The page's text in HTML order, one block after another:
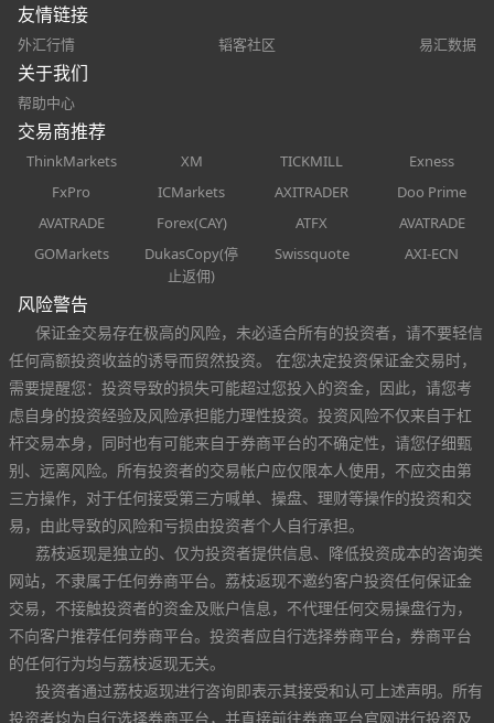
友情链接
外汇行情 韬客社区 易汇数据
关于我们
帮助中心
交易商推荐
ThinkMarkets XM TICKMILL
Exness
FxPro
ICMarkets AXITRADER
Doo Prime
AVATRADE
Forex(CAY) ATFX
AVATRADE
GOMarkets
DukasCopy(停
止返佣)
Swissquote AXI-ECN
风险警告
保证金交易存在极高的风险，未必适合所有的投资者，请不要轻信
任何高额投资收益的诱导而贸然投资。 在您决定投资保证金交易时，
需要提醒您：投资导致的损失可能超过您投入的资金，因此，请您考
虑自身的投资经验及风险承担能力理性投资。投资风险不仅来自于杠
杆交易本身，同时也有可能来自于券商平台的不确定性，请您仔细甄
别、远离风险。所有投资者的交易帐户应仅限本人使用，不应交由第
三方操作，对于任何接受第三方喊单、操盘、理财等操作的投资和交
易，由此导致的风险和亏损由投资者个人自行承担。
荔枝返现是独立的、仅为投资者提供信息、降低投资成本的咨询类
网站，不隶属于任何券商平台。荔枝返现不邀约客户投资任何保证金
交易，不接触投资者的资金及账户信息，不代理任何交易操盘行为，
不向客户推荐任何券商平台。投资者应自行选择券商平台，券商平台
的任何行为均与荔枝返现无关。
投资者通过荔枝返现进行咨询即表示其接受和认可上述声明。所有
投资者均为自行选择券商平台，并直接前往券商平台官网进行投资及